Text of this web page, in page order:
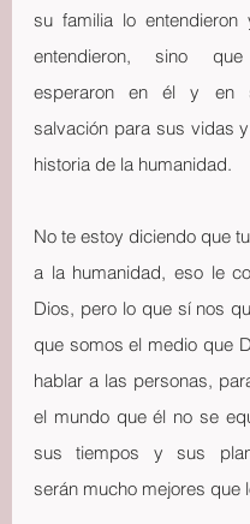
su familia lo
entendieron, sino que
esperaron en él y en
salvación para sus vidas
historia de la humanidad.
No te estoy diciendo que
a la humanidad, eso le
Dios, pero lo que sí nos
que somos el medio que
hablar a las personas,
el mundo que él no se
sus tiempos y sus
serán mucho mejores que